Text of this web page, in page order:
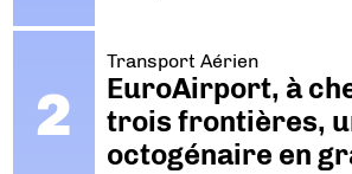
Transport Aérien
EuroAirport, à
trois frontières,
octogénaire en